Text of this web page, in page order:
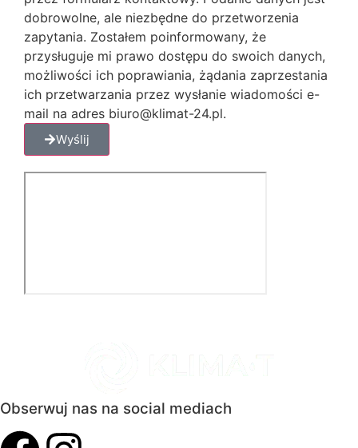
dobrowolne, ale niezbędne do przetworzenia
zapytania. Zostałem poinformowany, że
przysługuje mi prawo dostępu do swoich danych,
możliwości ich poprawiania, żądania zaprzestania
ich przetwarzania przez wysłanie wiadomości e-
mail na adres biuro@klimat-24.pl.
Wyślij
Obserwuj nas na social mediach